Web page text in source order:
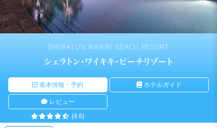
SHERATON WAIKIKI BEACH RESORT
シェラトン・ワイキキ・ビーチリゾート
基本情報・予約 ホテルガイド
レビュー
(4.6)